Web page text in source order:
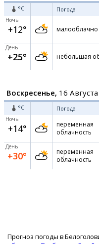
°C Погода
Ночь
+12° малооблачно
День
+25° небольшая
Воскресенье, 16 Августа
°C Погода
Ночь
+14°
переменная
облачность
День
+30°
переменная
облачность
Прогноз погоды в